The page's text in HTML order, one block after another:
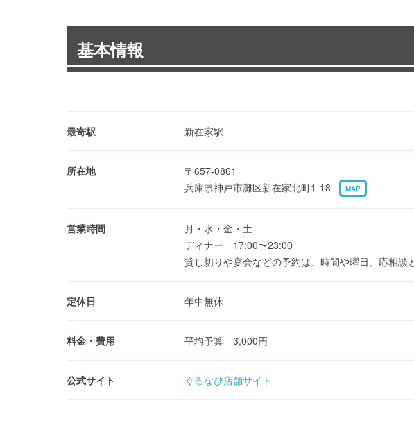
基本情報
最寄駅 新在家駅
所在地
〒657-0861
兵庫県神戸市灘区新在家北町1-18
MAP
営業時間
月・水・金・土
ディナー 17:00〜23:00
貸し切りや宴会などの予約は、時間や曜日、応相談
定休日 年中無休
料金・費用 平均予算 3,000円
公式サイト ぐるなび店舗サイト